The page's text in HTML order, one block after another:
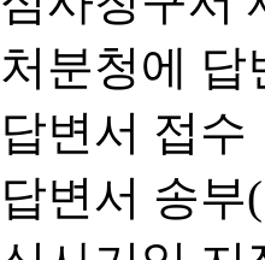
처분청에 답
답변서 접수
답변서 송부